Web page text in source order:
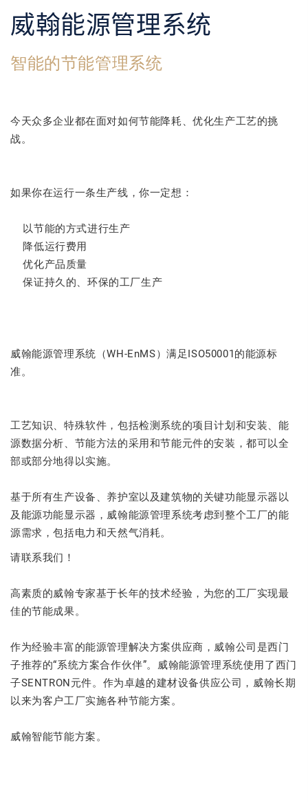
威翰能源管理系统
智能的节能管理系统
今天众多企业都在面对如何节能降耗、优化生产工艺的挑
战。
如果你在运行一条生产线，你一定想：
以节能的方式进行生产
降低运行费用
优化产品质量
保证持久的、环保的工厂生产
威翰能源管理系统（WH-EnMS）满足ISO50001的能源标
准。
工艺知识、特殊软件，包括检测系统的项目计划和安装、能
源数据分析、节能方法的采用和节能元件的安装，都可以全
部或部分地得以实施。
基于所有生产设备、养护室以及建筑物的关键功能显示器以
及能源功能显示器，威翰能源管理系统考虑到整个工厂的能
源需求，包括电力和天然气消耗。
请联系我们！
高素质的威翰专家基于长年的技术经验，为您的工厂实现最
佳的节能成果。
作为经验丰富的能源管理解决方案供应商，威翰公司是西门
子推荐的“系统方案合作伙伴”。威翰能源管理系统使用了西门
子SENTRON元件。作为卓越的建材设备供应公司，威翰长期
以来为客户工厂实施各种节能方案。
威翰智能节能方案。